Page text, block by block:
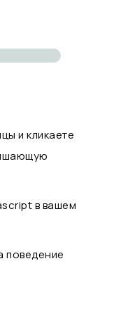
и кликаете
в вашем
поведение